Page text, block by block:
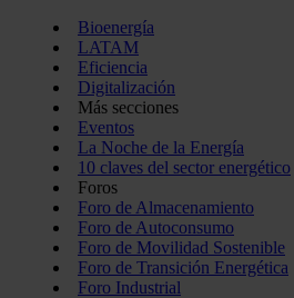
Bioenergía
LATAM
Eficiencia
Digitalización
Más secciones
Eventos
La Noche de la Energía
10 claves del sector energético
Foros
Foro de Almacenamiento
Foro de Autoconsumo
Foro de Movilidad Sostenible
Foro de Transición Energética
Foro Industrial